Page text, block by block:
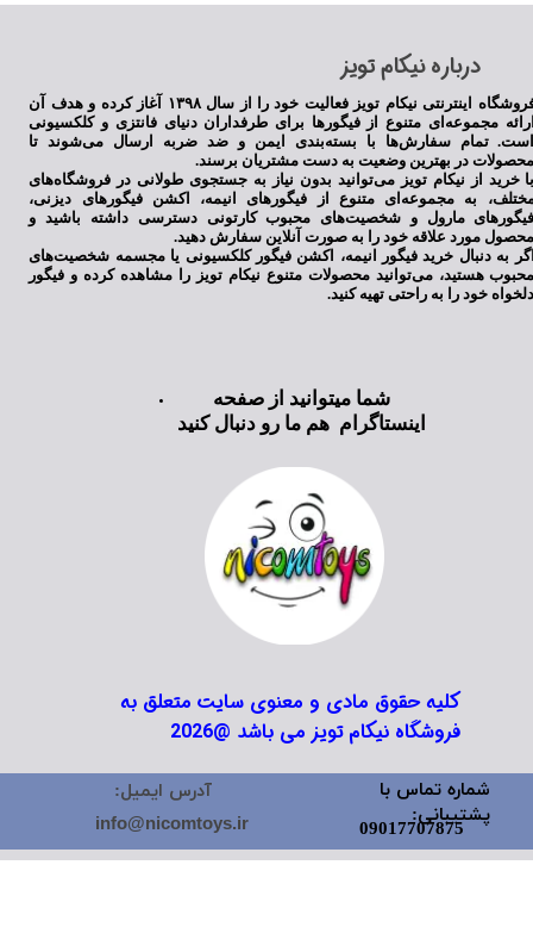
​درباره نیکام تویز
فروشگاه اینترنتی نیکام تویز فعالیت خود را از سال ۱۳۹۸ آغاز کرده و هدف آن
مجموعه‌ای متنوع از فیگورها برای طرفداران دنیای فانتزی و کلکسیونی
تمام سفارش‌ها با بسته‌بندی ایمن و ضد ضربه ارسال می‌شوند تا
در بهترین وضعیت به دست مشتریان برسند.
خرید از نیکام تویز می‌توانید بدون نیاز به جستجوی طولانی در فروشگاه‌های
به مجموعه‌ای متنوع از فیگورهای انیمه، اکشن فیگورهای دیزنی،
مارول و شخصیت‌های محبوب کارتونی دسترسی داشته باشید و
مورد علاقه خود را به صورت آنلاین سفارش دهید.
به دنبال خرید فیگور انیمه، اکشن فیگور کلکسیونی یا مجسمه شخصیت‌های
هستید، می‌توانید محصولات متنوع نیکام تویز را مشاهده کرده و فیگور
خود را به راحتی تهیه کنید.
کلیه حقوق مادی و معنوی سایت متعلق به
فروشگاه نیکام تویز می باشد @2026
شما میتوانید از صفحه
اینستاگرام هم ما رو دنبال کنید
شماره تماس با
پشتیبانی:
09017707875
آدرس ایمیل:
info@nicomtoys.ir